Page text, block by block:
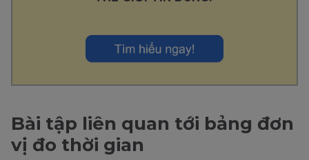
Bài tập liên quan tới bảng đơn
vị đo thời gian